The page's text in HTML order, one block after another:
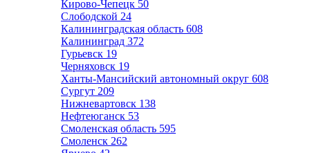
Кирово-Чепецк 50
Слободской 24
Калининградская область 608
Калининград 372
Гурьевск 19
Черняховск 19
Ханты-Мансийский автономный округ 608
Сургут 209
Нижневартовск 138
Нефтеюганск 53
Смоленская область 595
Смоленск 262